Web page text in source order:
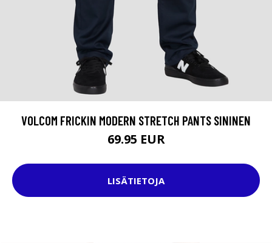
VOLCOM FRICKIN MODERN STRETCH PANTS SININEN
69.95 EUR
LISÄTIETOJA